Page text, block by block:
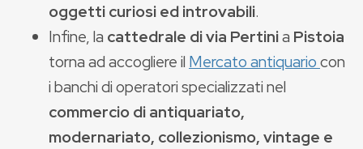
oggetti curiosi ed introvabili.
Infine, la cattedrale di via Pertinia Pistoia
torna ad accogliere il Mercato antiquariocon
i banchi di operatori specializzati nel
commercio di antiquariato,
modernariato, collezionismo, vintage e